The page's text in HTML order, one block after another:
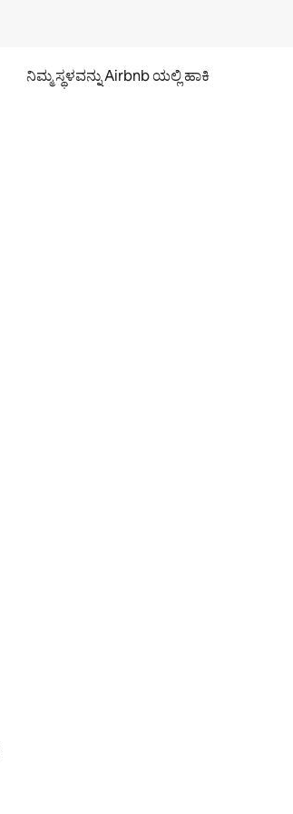
ನಿಮ್ಮ ಸ್ಥಳವನ್ನು Airbnb ಯಲ್ಲಿ ಹಾಕಿ